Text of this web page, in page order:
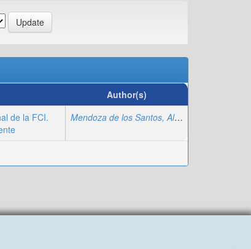
Author(s)
de la FCI.
Mendoza de los Santos, Alberto Carlos